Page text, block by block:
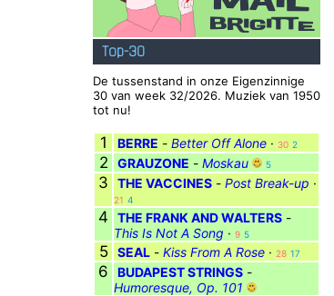
Top-30
De tussenstand in onze Eigenzinnige
30 van week 32/2026. Muziek van 1950
tot nu!
1 BERRE - Better Off Alone · 30 2
2 GRAUZONE - Moskau 5
3 THE VACCINES - Post Break-up ·
21 4
4 THE FRANK AND WALTERS -
This Is Not A Song · 9 5
5 SEAL - Kiss From A Rose · 28 17
6 BUDAPEST STRINGS -
Humoresque, Op. 101